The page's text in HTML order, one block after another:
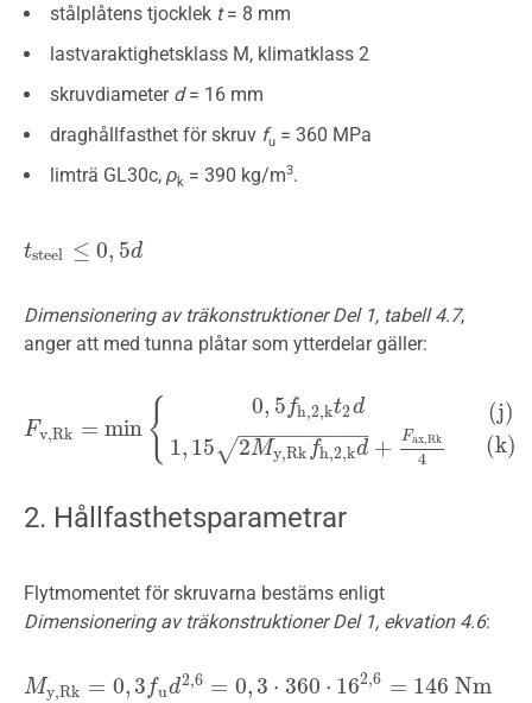
stålplåtens tjocklek t= 8 mm
lastvaraktighetsklass M, klimatklass 2
skruvdiameter d= 16 mm
draghållfasthet för skruv fu = 360 MPa
limträ GL30c, ρk = 390 kg/m3.
tsteel ≤ 0, 5d
tstee ≤0 5d
Dimensionering av träkonstruktioner Del 1, tabell 4.7,
anger att med tunna plåtar som ytterdelar gäller:
Fv,Rk = min { 0, 5 fh,2,kt2d
1, 15 2My,Rk fh,2,kd
− −
−−−−−−−−
√ + Fax,Rk
4
(j)
(k)
Fv,Rk= min{0,5f h x,R k4
2. Hållfasthetsparametrar
Flytmomentet för skruvarna bestäms enligt
Dimensionering av träkonstruktioner Del 1, ekvation 4.6:
My,Rk = 0, 3 fud2,6 = 0, 3 ⋅ 360 ⋅ 162,6 = 146 Nm
My,Rk= 0,3 fud2 ,6=0,3⋅ 360⋅162 , 6=146 Nm